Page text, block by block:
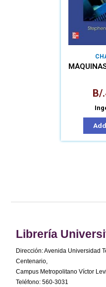
B/.
Librería
Dirección: Avenida Universidad
Centenario,
Campus Metropolitano Víctor
Teléfono: 560-3031